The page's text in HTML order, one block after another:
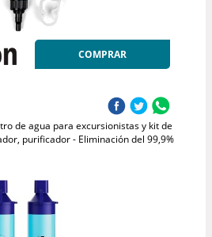
COMPRAR
de agua para excursionistas y kit de
purificador - Eliminación del 99,9%